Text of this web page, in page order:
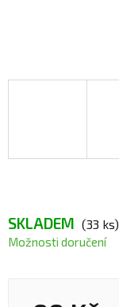
SKLADEM (33 ks)
Možnosti doručení